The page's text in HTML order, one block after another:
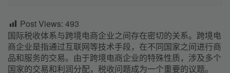
Post Views: 493
国际税收体系与跨境电商企业之间存在密切的关系。跨境电
商企业是指通过互联网等技术手段，在不同国家之间进行商
品和服务的交易。由于跨境电商企业的特殊性质，涉及多个
国家的交易和利润分配，税收问题成为一个重要的议题。